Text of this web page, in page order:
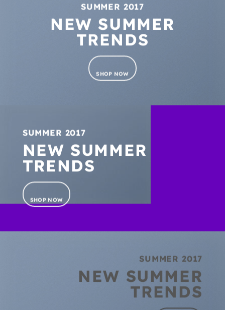
SUMMER 2017
NEW SUMMER
TRENDS
SHOP NOW
SUMMER 2017
NEW SUMMER
TRENDS
SHOP NOW
SUMMER 2017
NEW SUMMER
TRENDS